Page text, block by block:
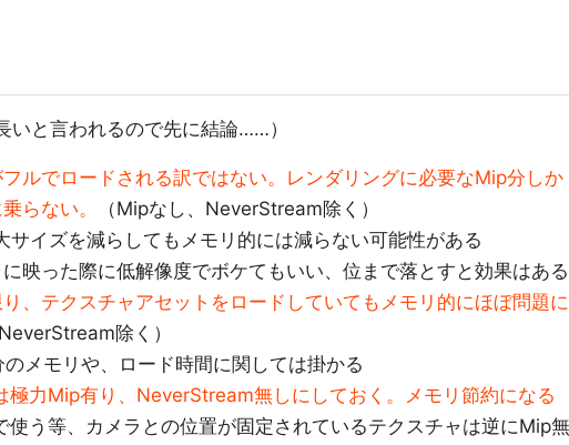
いと言われるので先に結論……）
ルでロードされる訳ではない。レンダリングに必要なMip分しか
らない。
（Mipなし、NeverStream除く）
イズを減らしてもメモリ的には減らない可能性がある
映った際に低解像度でボケてもいい、位まで落とすと効果はある
、テクスチャアセットをロードしていてもメモリ的にほぼ問題に
除く）
メモリや、ロード時間に関しては掛かる
極力Mip有り、NeverStream無しにしておく。メモリ節約になる
う等、カメラとの位置が固定されているテクスチャは逆にMip無